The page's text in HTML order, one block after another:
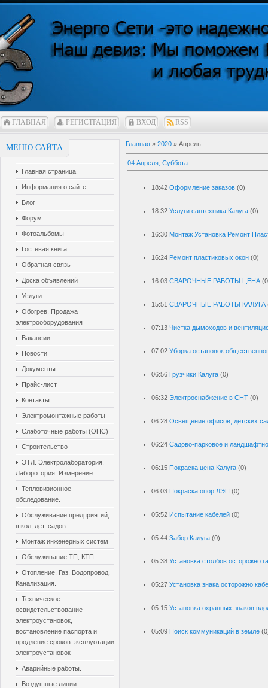
ГЛАВНАЯ РЕГИСТРАЦИЯ ВХОД RSS
МЕНЮ САЙТА
Главная страница
Информация о сайте
Блог
Форум
Фотоальбомы
Гостевая книга
Обратная связь
Доска объявлений
Услуги
Обогрев. Продажа
электрооборудования
Вакансии
Новости
Документы
Прайс-лист
Контакты
Электромонтажные работы
Слаботочные работы (ОПС)
Строительство
ЭТЛ. Электролаборатория.
Лаборотория. Измерение
Тепловизионное
обследование.
Обслуживание предприятий,
школ, дет. садов
Монтаж инженерных систем
Обслуживание ТП, КТП
Отопление. Газ. Водопровод.
Канализация.
Техническое
освидетельствование
электроустановок,
востановление паспорта и
продление сроков эксплуотации
электроустановок
Аварийные работы.
Воздушные линии
Главная » 2020 » Апрель
04 Апреля, Суббота
18:42 Оформление заказов (0)
18:32 Услуги сантехника Калуга (0)
16:30 Монтаж Установка Ремонт
16:24 Ремонт пластиковых окон (0)
16:03 СВАРОЧНЫЕ РАБОТЫ ЦЕНА
15:51 СВАРОЧНЫЕ РАБОТЫ КАЛУГА
07:13 Чистка дымоходов и
07:02 Уборка остановок
06:56 Грузчики Калуга (0)
06:32 Электроснабжение в СНТ (0)
06:28 Освещение офисов, детских
06:24 Садово-парковое и
06:15 Покраска цена Калуга (0)
06:03 Покраска опор ЛЭП (0)
05:52 Испытание кабелей (0)
05:44 Забор Калуга (0)
05:38 Установка столбов осторожно
05:27 Установка знака осторожно
05:15 Установка охранных знаков
05:09 Поиск коммуникаций в земле